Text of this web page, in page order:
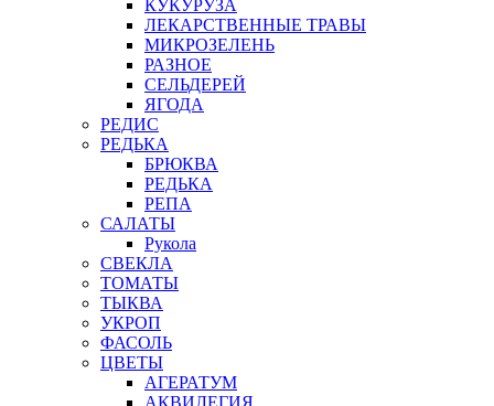
КУКУРУЗА
ЛЕКАРСТВЕННЫЕ ТРАВЫ
МИКРОЗЕЛЕНЬ
РАЗНОЕ
СЕЛЬДЕРЕЙ
ЯГОДА
РЕДИС
РЕДЬКА
БРЮКВА
РЕДЬКА
РЕПА
САЛАТЫ
Рукола
СВЕКЛА
ТОМАТЫ
ТЫКВА
УКРОП
ФАСОЛЬ
ЦВЕТЫ
АГЕРАТУМ
АКВИЛЕГИЯ